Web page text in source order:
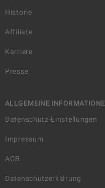
Historie
Affiliate
Karriere
Presse
ALLGEMEINE
Datenschutz-Einstellungen
Impressum
AGB
Datenschutzerklärung